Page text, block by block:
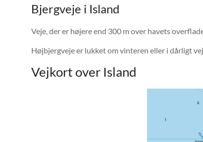
Bjergveje i Island
Veje, der er højere end 300 m over havets
Højbjergveje er lukket om vinteren eller i dårligt
Vejkort over Island